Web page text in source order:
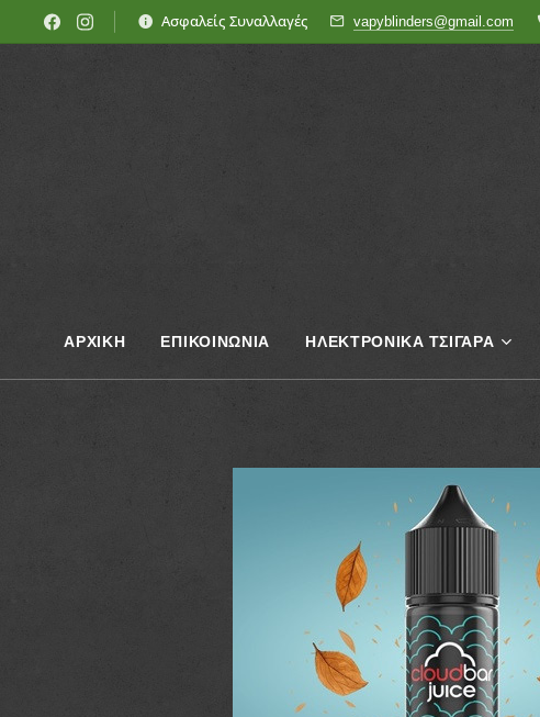
Ασφαλείς Συναλλαγές vapyblinders@gmail.com
ΑΡΧΙΚΗ ΕΠΙΚΟΙΝΩΝΊΑ ΗΛΕΚΤΡΟΝΙΚΑ ΤΣΙΓΑΡΑ